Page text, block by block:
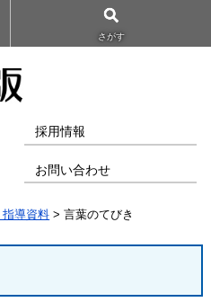
さがす
採用情報
お問い合わせ
導資料 > 言葉のてびき